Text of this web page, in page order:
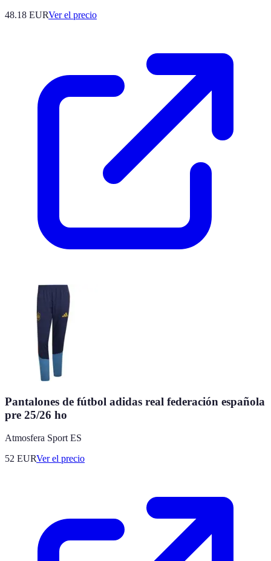
48.18 EURVer el precio
Pantalones de fútbol adidas real federación española
pre 25/26 ho
Atmosfera Sport ES
52 EURVer el precio